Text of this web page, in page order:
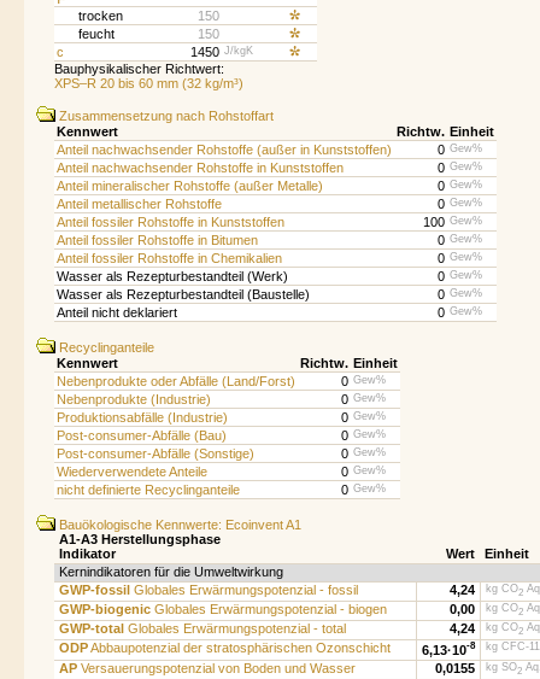
trocken
150
feucht
150
c
1450 J/kgK
Bauphysikalischer Richtwert:
XPS–R 20 bis 60 mm (32 kg/m³)
Zusammensetzung nach Rohstoffart
Kennwert
Richtw. Einheit
Anteil nachwachsender Rohstoffe (außer in Kunststoffen)
0 Gew%
Anteil nachwachsender Rohstoffe in Kunststoffen 0 Gew%
Anteil mineralischer Rohstoffe (außer Metalle) 0 Gew%
Anteil metallischer Rohstoffe 0 Gew%
Anteil fossiler Rohstoffe in Kunststoffen 100 Gew%
Anteil fossiler Rohstoffe in Bitumen 0 Gew%
Anteil fossiler Rohstoffe in Chemikalien 0 Gew%
Wasser als Rezepturbestandteil (Werk) 0 Gew%
Wasser als Rezepturbestandteil (Baustelle) 0 Gew%
Anteil nicht deklariert 0 Gew%
Recyclinganteile
Kennwert
Richtw. Einheit
Nebenprodukte oder Abfälle (Land/Forst)
0 Gew%
Nebenprodukte (Industrie) 0 Gew%
Produktionsabfälle (Industrie) 0 Gew%
Post-consumer-Abfälle (Bau) 0 Gew%
Post-consumer-Abfälle (Sonstige) 0 Gew%
Wiederverwendete Anteile 0 Gew%
nicht definierte Recyclinganteile 0 Gew%
Bauökologische Kennwerte: Ecoinvent A1
A1-A3 Herstellungsphase
Indikator
Wert
Einheit
Kernindikatoren für die Umweltwirkung
GWP-fossil Globales Erwärmungspotenzial - fossil 4,24 kg CO2
GWP-biogenic Globales Erwärmungspotenzial - biogen 0,00 kg CO2
GWP-total Globales Erwärmungspotenzial - total 4,24 kg CO2
ODPAbbaupotenzial der stratosphärischen Ozonschicht 6,13·10-8 kg CFC-
AP Versauerungspotenzial von Boden und Wasser 0,0155 kg SO2